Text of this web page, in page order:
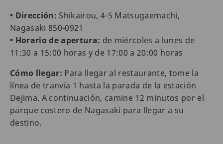
• Dirección: Shikairou, 4-5 Matsugaemachi,
Nagasaki 850-0921
• Horario de apertura: de miércoles a lunes de
11:30 a 15:00 horas y de 17:00 a 20:00 horas
Cómo llegar: Para llegar al restaurante, tome la
línea de tranvía 1 hasta la parada de la estación
Dejima. A continuación, camine 12 minutos por el
parque costero de Nagasaki para llegar a su
destino.